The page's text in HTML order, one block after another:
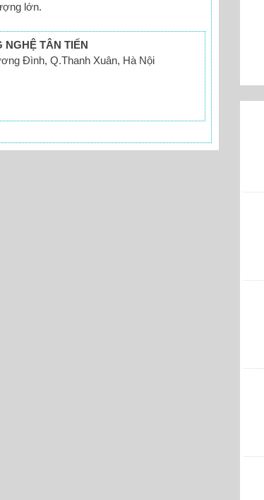
lớn.
NGHỆ TÂN TIẾN
Đình, Q.Thanh Xuân, Hà Nội